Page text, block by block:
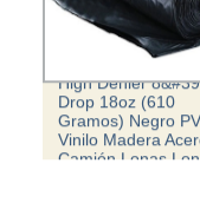
High Denier
Drop 18oz (610
Gramos) Negro
Vinilo Madera
Camión Lonas